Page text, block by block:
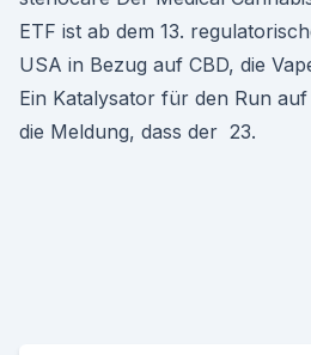
ETF ist ab dem 13.
USA in Bezug auf CBD, die
Ein Katalysator für den Run
die Meldung, dass der 23.